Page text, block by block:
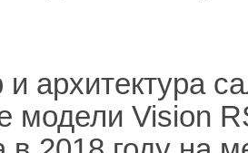
и архитектура
модели Vision